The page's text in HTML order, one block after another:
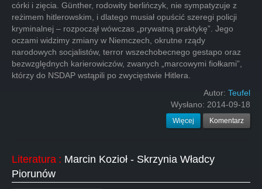
córki i zięcia. Günther, rodowity berlińczyk, nie sympatyzuje z
reżimem hitlerowskim, i dlatego musiał opuścić szeregi policji
kryminalnej – rozpoczął wówczas „prywatną praktykę”. Jego
oczami widzimy zmiany w Niemczech, okrutne rządy
narodowych socjalistów, terror wszechobecnego gestapo oraz
bezwzględnych karierowiczów, zwanych „marcowymi fiołkami”,
którzy do NSDAP wstąpili po zwycięstwie Hitlera.
Autor: Teufel
Wysłano: 2014-09-18
Więcej Komentarz
Literatura : Marcin Kozioł - Skrzynia Władcy
Piorunów